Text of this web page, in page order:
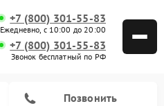
+7 (800) 301-55-83
Ежедневно, с 10:00 до 20:00
+7 (800) 301-55-83
Звонок бесплатный по РФ
Позвонить